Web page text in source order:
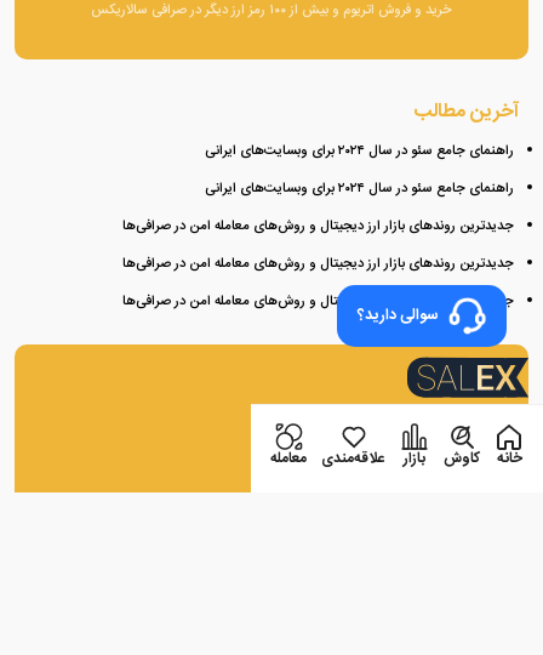
خرید و فروش اتریوم و بیش از ۱۰۰ رمز ارز دیگر در صرافی سالاریکس
آخرین مطالب
راهنمای جامع سئو در سال ۲۰۲۴ برای وبسایت‌های ایرانی
راهنمای جامع سئو در سال ۲۰۲۴ برای وبسایت‌های ایرانی
جدیدترین روندهای بازار ارز دیجیتال و روش‌های معامله امن در صرافی‌ها
جدیدترین روندهای بازار ارز دیجیتال و روش‌های معامله امن در صرافی‌ها
جدیدترین روندهای بازار ارز دیجیتال و روش‌های معامله امن در صرافی‌ها
اپلیکیشن صرافی سالاریکس
سوالی دارید؟
خانه کاوش بازار علاقه‌مندی معامله